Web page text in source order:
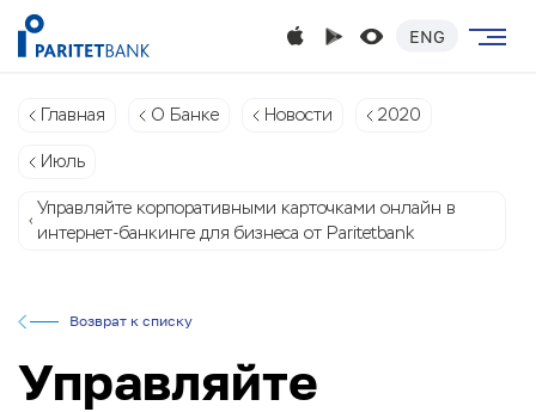
ENG
Главная О Банке Новости 2020
Июль
Управляйте корпоративными карточками онлайн в
интернет-банкинге для бизнеса от Paritetbank
Возврат к списку
Управляйте